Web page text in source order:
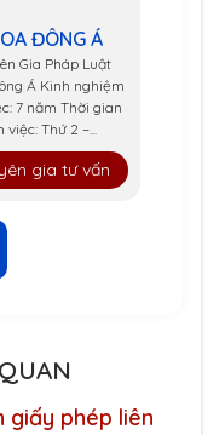
ĐÔNG Á
Gia Pháp Luật
Á Kinh nghiệm
7 năm Thời gian
việc: Thứ 2 –...
gia tư vấn
giấy phép liên